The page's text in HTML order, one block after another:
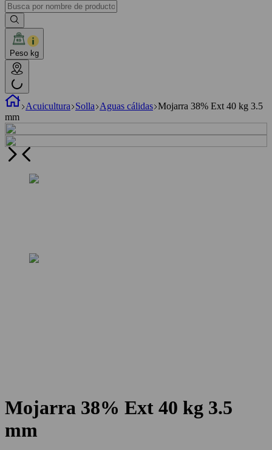
Peso kg
Acuicultura Solla Aguas cálidas Mojarra 38% Ext 40 kg 3.5
mm
Mojarra 38% Ext 40 kg 3.5
mm